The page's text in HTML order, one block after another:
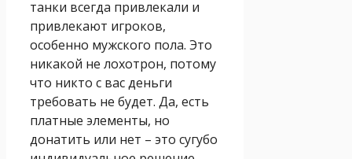
танки всегда привлекали и
привлекают игроков,
особенно мужского пола. Это
никакой не лохотрон, потому
что никто с вас деньги
требовать не будет. Да, есть
платные элементы, но
донатить или нет – это сугубо